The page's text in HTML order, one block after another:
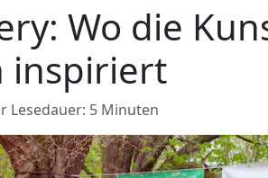
Wo die
inspiriert
Lesedauer: 5 Minuten